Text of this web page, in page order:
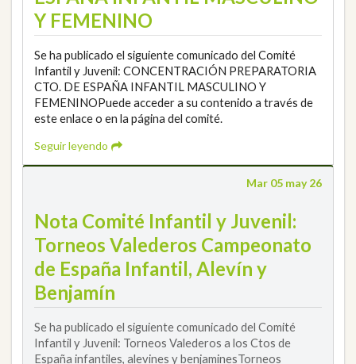
Y FEMENINO
Se ha publicado el siguiente comunicado del Comité
Infantil y Juvenil: CONCENTRACIÓN PREPARATORIA
CTO. DE ESPAÑA INFANTIL MASCULINO Y
FEMENINOPuede acceder a su contenido a través de
este enlace o en la página del comité.
Seguir leyendo
Mar 05 may 26
Nota Comité Infantil y Juvenil:
Torneos Valederos Campeonato
de España Infantil, Alevín y
Benjamín
Se ha publicado el siguiente comunicado del Comité
Infantil y Juvenil: Torneos Valederos a los Ctos de
España infantiles, alevines y benjaminesTorneos